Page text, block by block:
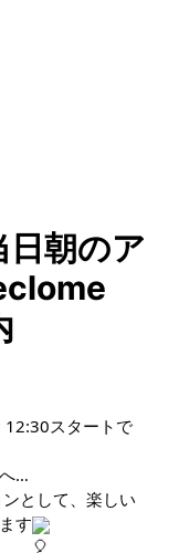
朝のア
12:30スタートで
…
として、楽しい
す